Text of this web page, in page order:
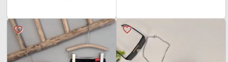
favorite_border
favorite_border